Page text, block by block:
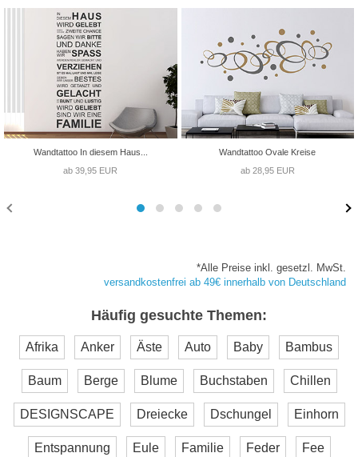
Wandtattoo In diesem Haus...
ab 39,95 EUR
Wandtattoo Ovale Kreise
ab 28,95 EUR
*Alle Preise inkl. gesetzl. MwSt.
versandkostenfrei ab 49€ innerhalb von Deutschland
Häufig gesuchte Themen:
Afrika Anker Äste Auto Baby Bambus
Baum Berge Blume Buchstaben Chillen
DESIGNSCAPE Dreiecke Dschungel Einhorn
Entspannung Eule Familie Feder Fee